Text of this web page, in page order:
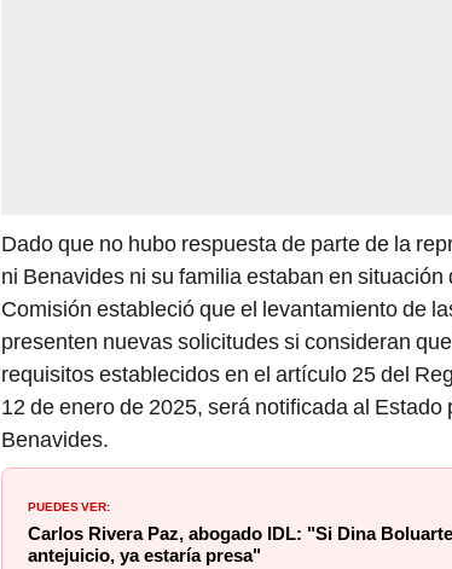
Dado que no hubo respuesta de parte de la
ni Benavides ni su familia estaban en
Comisión estableció que el levantamiento de
presenten nuevas solicitudes si consideran
requisitos establecidos en el artículo 25 del
12 de enero de 2025, será notificada al
Benavides.
PUEDES VER:
Carlos Rivera Paz, abogado IDL: "Si Dina
antejuicio, ya estaría presa"